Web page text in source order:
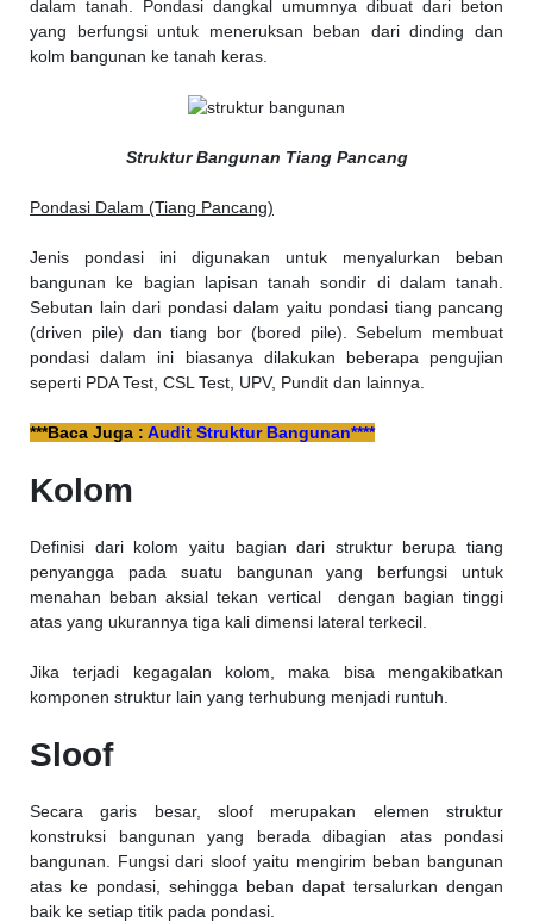
dalam tanah. Pondasi dangkal umumnya dibuat dari beton
yang berfungsi untuk meneruksan beban dari dinding dan
kolm bangunan ke tanah keras.
Struktur Bangunan Tiang Pancang
Pondasi Dalam (Tiang Pancang)
Jenis pondasi ini digunakan untuk menyalurkan beban
bangunan ke bagian lapisan tanah sondir di dalam tanah.
Sebutan lain dari pondasi dalam yaitu pondasi tiang pancang
(driven pile) dan tiang bor (bored pile). Sebelum membuat
pondasi dalam ini biasanya dilakukan beberapa pengujian
seperti PDA Test, CSL Test, UPV, Pundit dan lainnya.
***Baca Juga : Audit Struktur Bangunan****
Kolom
Definisi dari kolom yaitu bagian dari struktur berupa tiang
penyangga pada suatu bangunan yang berfungsi untuk
menahan beban aksial tekan vertical dengan bagian tinggi
atas yang ukurannya tiga kali dimensi lateral terkecil.
Jika terjadi kegagalan kolom, maka bisa mengakibatkan
komponen struktur lain yang terhubung menjadi runtuh.
Sloof
Secara garis besar, sloof merupakan elemen struktur
konstruksi bangunan yang berada dibagian atas pondasi
bangunan. Fungsi dari sloof yaitu mengirim beban bangunan
atas ke pondasi, sehingga beban dapat tersalurkan dengan
baik ke setiap titik pada pondasi.